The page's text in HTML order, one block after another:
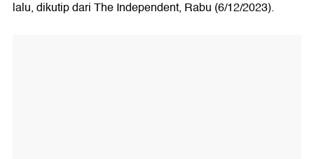
lalu, dikutip dari The Independent, Rabu (6/12/2023).